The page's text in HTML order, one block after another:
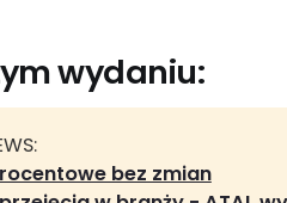
wydaniu:
bez zmian